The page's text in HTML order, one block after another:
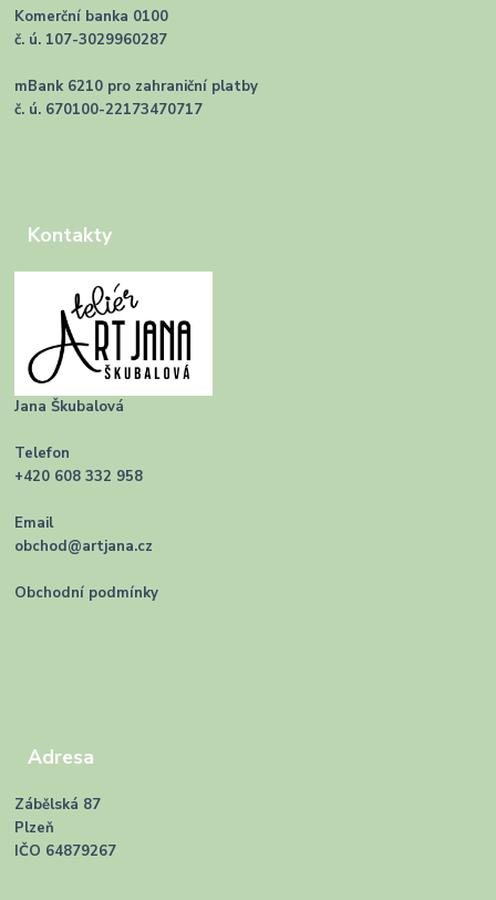
Komerční banka 0100
č. ú. 107-3029960287
mBank 6210 pro zahraniční platby
č. ú. 670100-22173470717
Kontakty
Jana Škubalová
Telefon
+420 608 332 958
Email
obchod@artjana.cz
Obchodní podmínky
Adresa
Zábělská 87
Plzeň
IČO 64879267